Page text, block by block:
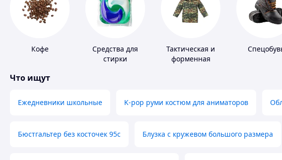
Кофе
Средства для
стирки
Тактическая и
форменная
Что ищут
Ежедневники школьные K-pop руми костюм для аниматоров
Бюстгальтер без косточек 95с Блузка с кружевом большого размера